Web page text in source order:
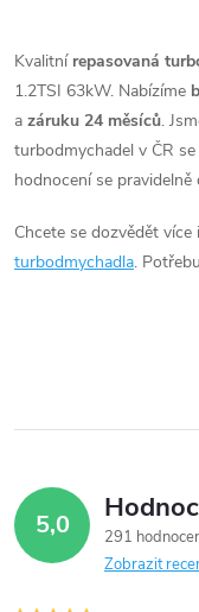
ů
ů
v
l
á
a
v
k
Kvalitní repasovaná
1.2TSI 63kW. Nabízíme
a záruku 24 měsíců.
turbodmychadel v ČR se
hodnocení se pravidelně
Chcete se dozvědět
turbodmychadla.
5,0
291
Zobrazit